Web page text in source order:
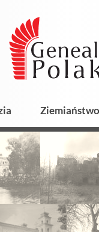
Ziemiaństwo